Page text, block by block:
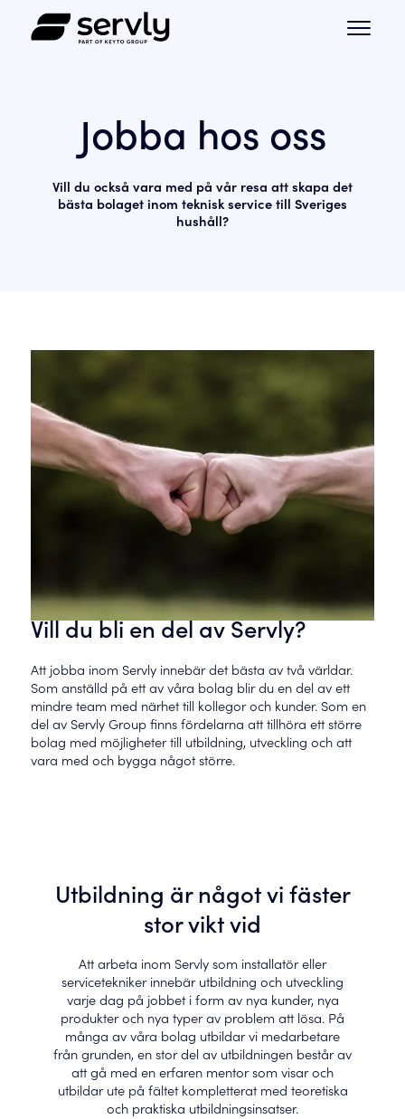
Jobba hos oss
Vill du också vara med på vår resa att skapa det
bästa bolaget inom teknisk service till Sveriges
hushåll?
Vill du bli en del av Servly?
Att jobba inom Servly innebär det bästa av två världar.
Som anställd på ett av våra bolag blir du en del av ett
mindre team med närhet till kollegor och kunder. Som en
del av Servly Group finns fördelarna att tillhöra ett större
bolag med möjligheter till utbildning, utveckling och att
vara med och bygga något större.
Utbildning är något vi fäster
stor vikt vid
Att arbeta inom Servly som installatör eller
servicetekniker innebär utbildning och utveckling
varje dag på jobbet i form av nya kunder, nya
produkter och nya typer av problem att lösa. På
många av våra bolag utbildar vi medarbetare
från grunden, en stor del av utbildningen består av
att gå med en erfaren mentor som visar och
utbildar ute på fältet kompletterat med teoretiska
och praktiska utbildningsinsatser.